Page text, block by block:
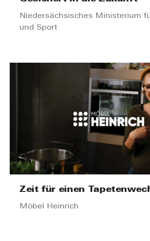
Niedersächsisches Ministerium
und Sport
Zeit für einen
Möbel Heinrich